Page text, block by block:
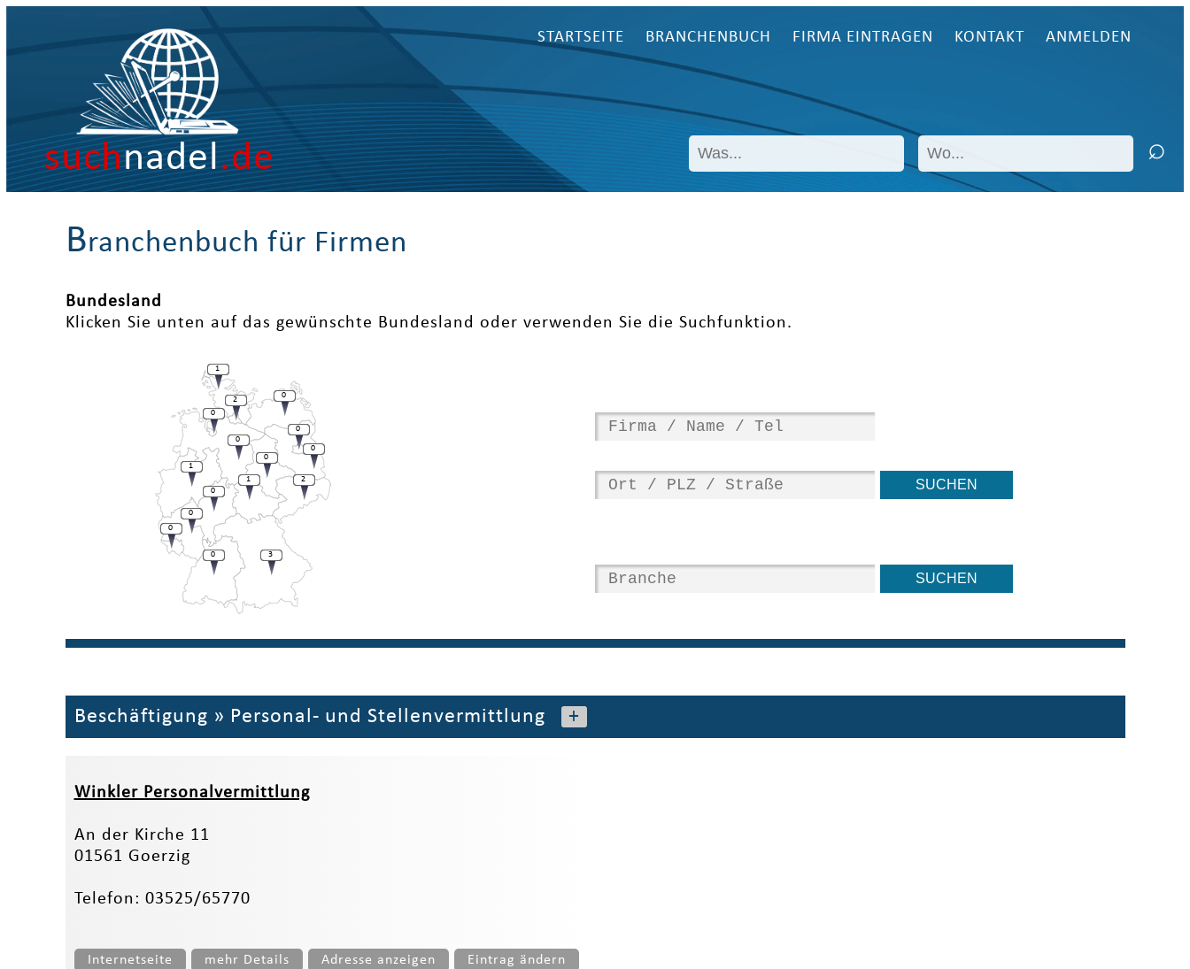
suchnadel.de
STARTSEITE BRANCHENBUCH FIRMA EINTRAGEN KONTAKT ANMELDEN
Branchenbuch für Firmen
Bundesland
Klicken Sie unten auf das gewünschte Bundesland oder verwenden Sie die Suchfunktion.
2
0
1
0
0
0
2
1
0
0
0
0
0
0
1
3
Beschäftigung » Personal- und Stellenvermittlung +
Winkler Personalvermittlung
An der Kirche 11
01561 Goerzig
Telefon: 03525/65770
Internetseite mehr Details Adresse anzeigen Eintrag ändern